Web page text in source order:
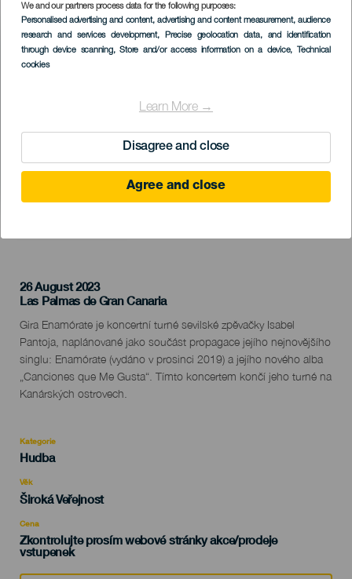
We and our partners process data for the following purposes:
Personalised advertising and content, advertising and content measurement, audience
research and services development, Precise geolocation data, and identification
through device scanning, Store and/or access information on a device, Technical
cookies
Learn More →
Disagree and close
Agree and close
Imagen
Listado
26 August 2023
Localidad
Las Palmas de Gran Canaria
Descripción
del
evento
Gira Enamórate je koncertní turné sevilské zpěvačky Isabel
Pantoja, naplánované jako součást propagace jejího nejnovějšího
singlu: Enamórate (vydáno v prosinci 2019) a jejího nového alba
„Canciones que Me Gusta“. Tímto koncertem končí jeho turné na
Kanárských ostrovech.
Kategorie
Categoría
evento
Hudba
Věk
Edad
Recomendada
Široká Veřejnost
Cena
Zkontrolujte prosím webové stránky akce/prodeje
vstupenek